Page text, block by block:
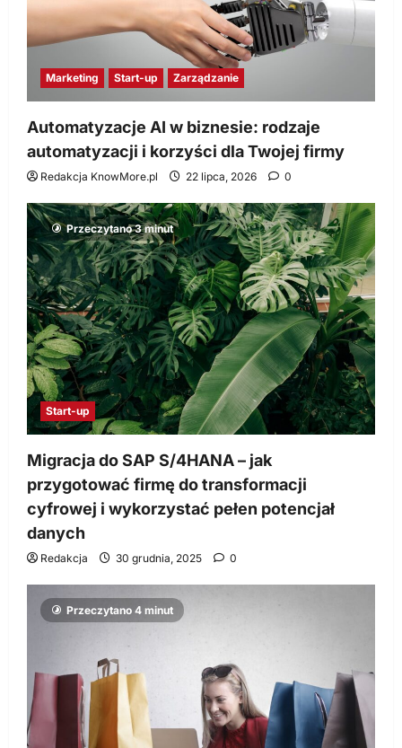
Marketing Start-up Zarządzanie
Automatyzacje AI w biznesie: rodzaje
automatyzacji i korzyści dla Twojej firmy
Redakcja KnowMore.pl 22 lipca, 2026 0
Przeczytano 3 minut
Start-up
Migracja do SAP S/4HANA – jak
przygotować firmę do transformacji
cyfrowej i wykorzystać pełen potencjał
danych
Redakcja 30 grudnia, 2025 0
Przeczytano 4 minut